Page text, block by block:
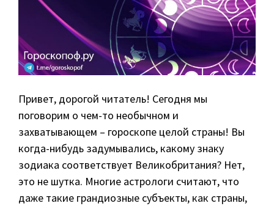
Привет, дорогой читатель! Сегодня мы
поговорим о чем-то необычном и
захватывающем – гороскопе целой страны! Вы
когда-нибудь задумывались, какому знаку
зодиака соответствует Великобритания? Нет,
это не шутка. Многие астрологи считают, что
даже такие грандиозные субъекты, как страны,